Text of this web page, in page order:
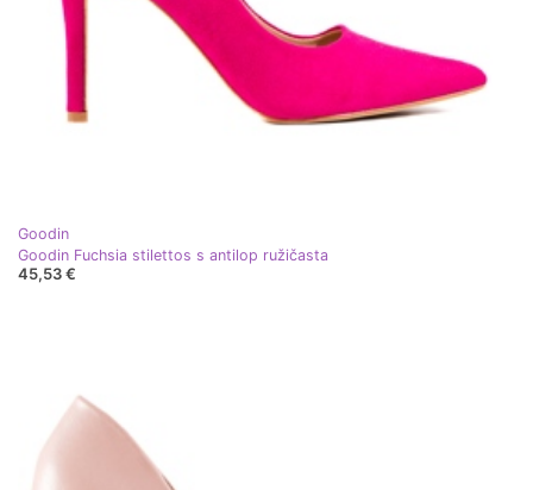
Goodin
Goodin Fuchsia stilettos s antilop ružičasta
45,53 €